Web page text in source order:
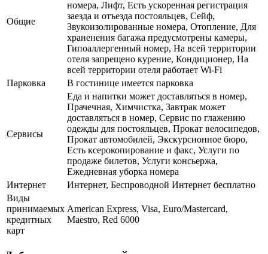
Общие
номера, Лифт, Есть ускоренная регистрация
заезда и отъезда постояльцев, Сейф,
Звукоизолированные номера, Отопление, Для
храненения багажа предусмотрены камеры,
Гипоаллергенный номер, На всей территории
отеля запрещено курение, Кондиционер, На
всей территории отеля работает Wi-Fi
Парковка
В гостинице имеется парковка
Сервисы
Еда и напитки может доставляться в номер,
Прачечная, Химчистка, Завтрак может
доставляться в номер, Сервис по глажению
одежды для постояльцев, Прокат велосипедов,
Прокат автомобилей, Экскурсионное бюро,
Есть ксерокопирование и факс, Услуги по
продаже билетов, Услуги консьержа,
Ежедневная уборка номера
Интернет
Интернет, Беспроводной Интернет бесплатно
Виды
принимаемых
кредитных
карт
American Express, Visa, Euro/Mastercard,
Maestro, Red 6000